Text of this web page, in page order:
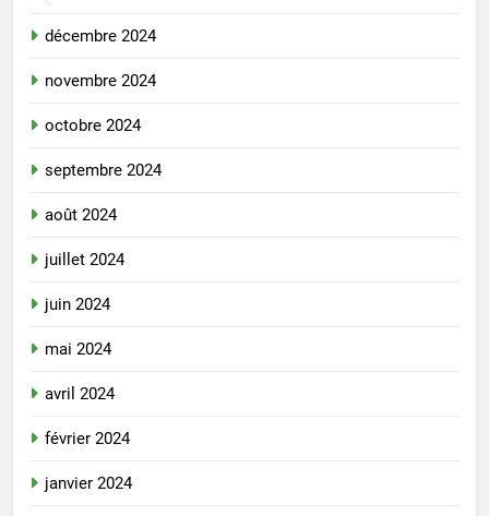
décembre 2024
novembre 2024
octobre 2024
septembre 2024
août 2024
juillet 2024
juin 2024
mai 2024
avril 2024
février 2024
janvier 2024